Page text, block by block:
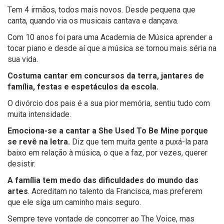
Tem 4 irmãos, todos mais novos. Desde pequena que
canta, quando via os musicais cantava e dançava.
Com 10 anos foi para uma Academia de Música aprender a
tocar piano e desde aí que a música se tornou mais séria na
sua vida.
Costuma cantar em concursos da terra, jantares de
família, festas e espetáculos da escola.
O divórcio dos pais é a sua pior memória, sentiu tudo com
muita intensidade.
Emociona-se a cantar a She Used To Be Mine porque
se revê na letra. Diz que tem muita gente a puxá-la para
baixo em relação à música, o que a faz, por vezes, querer
desistir.
A família tem medo das dificuldades do mundo das
artes. Acreditam no talento da Francisca, mas preferem
que ele siga um caminho mais seguro.
Sempre teve vontade de concorrer ao The Voice, mas